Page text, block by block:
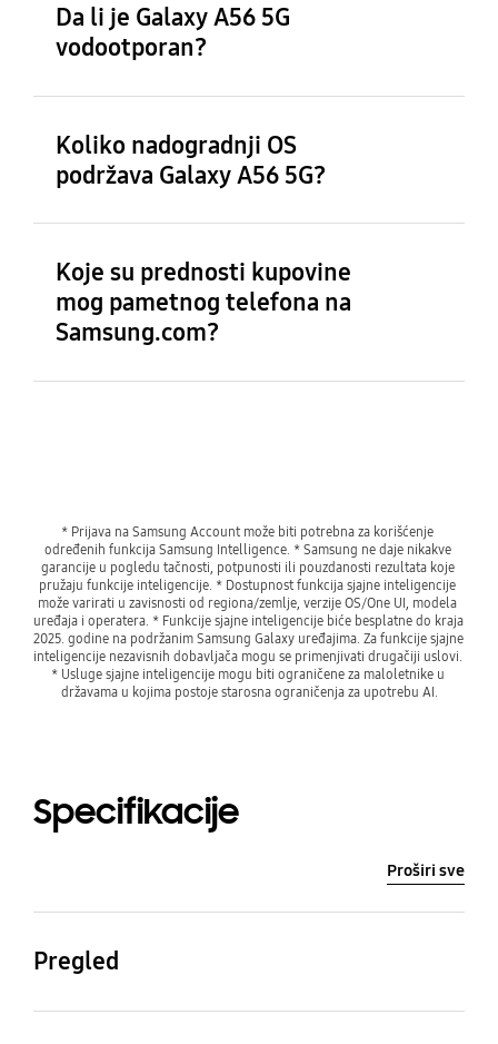
Da li je Galaxy A56 5G
vodootporan?
Koliko nadogradnji OS
podržava Galaxy A56 5G?
Koje su prednosti kupovine
mog pametnog telefona na
Samsung.com?
* Podleže važećim odredbama i uslovima. * Isporuka može
varirati u zavisnosti od države ili pružaoca usluge.
* Prijava na Samsung Account može biti potrebna za korišćenje
određenih funkcija Samsung Intelligence. * Samsung ne daje nikakve
garancije u pogledu tačnosti, potpunosti ili pouzdanosti rezultata koje
pružaju funkcije inteligencije. * Dostupnost funkcija sjajne inteligencije
može varirati u zavisnosti od regiona/zemlje, verzije OS/One UI, modela
uređaja i operatera. * Funkcije sjajne inteligencije biće besplatne do kraja
2025. godine na podržanim Samsung Galaxy uređajima. Za funkcije sjajne
inteligencije nezavisnih dobavljača mogu se primenjivati drugačiji uslovi.
* Usluge sjajne inteligencije mogu biti ograničene za maloletnike u
državama u kojima postoje starosna ograničenja za upotrebu AI.
Specifikacije
Proširi sve
Pregled